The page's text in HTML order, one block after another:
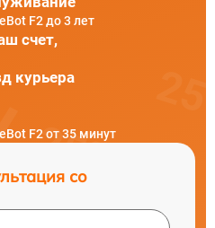
F2 до 3 лет
счет,
курьера
F2 от 35 минут
со